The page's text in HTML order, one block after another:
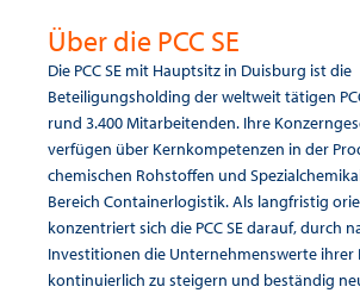
Über die PCC SE
Die PCC SE mit Hauptsitz in Duisburg ist die
Beteiligungsholding der weltweit tätigen
rund 3.400 Mitarbeitenden. Ihre
verfügen über Kernkompetenzen in der
chemischen Rohstoffen und
Bereich Containerlogistik. Als langfristig
konzentriert sich die PCC SE darauf, durch
Investitionen die Unternehmenswerte ihrer
kontinuierlich zu steigern und beständig